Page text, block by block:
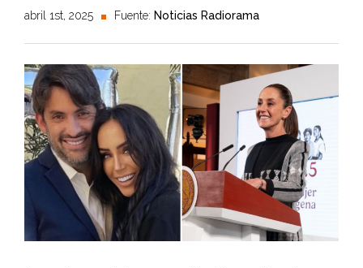
abril 1st, 2025 Fuente: Noticias Radiorama